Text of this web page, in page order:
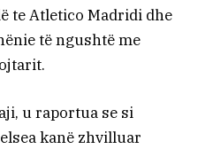
te Atletico Madridi dhe
të ngushtë me
u raportua se si
kanë zhvilluar